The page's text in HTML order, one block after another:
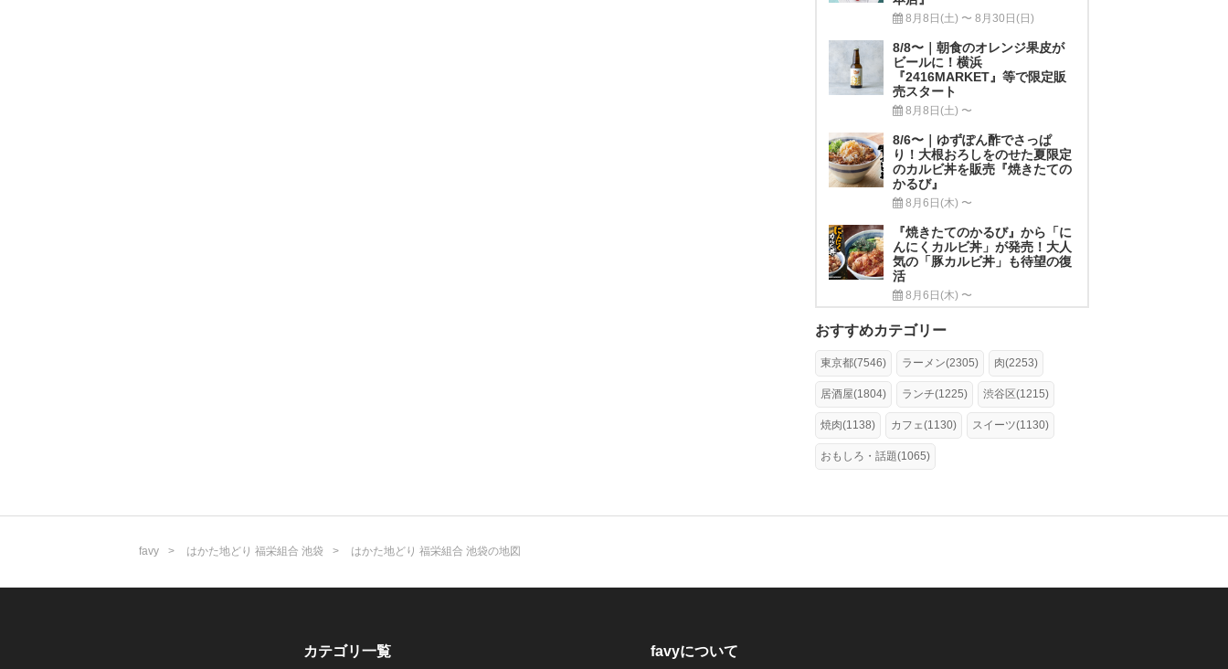
8月8日(土) 〜 8月30日(日)
8/8〜｜朝食のオレンジ果皮が
ビールに！横浜
『2416MARKET』等で限定販
売スタート
8月8日(土) 〜
8/6〜｜ゆずぽん酢でさっぱ
り！大根おろしをのせた夏限定
のカルビ丼を販売『焼きたての
かるび』
8月6日(木) 〜
『焼きたてのかるび』から「に
んにくカルビ丼」が発売！大人
気の「豚カルビ丼」も待望の復
活
8月6日(木) 〜
おすすめカテゴリー
東京都(7546) ラーメン(2305) 肉(2253)
居酒屋(1804) ランチ(1225) 渋谷区(1215)
焼肉(1138) カフェ(1130) スイーツ(1130)
おもしろ・話題(1065)
favy はかた地どり 福栄組合 池袋 はかた地どり 福栄組合 池袋の地図
カテゴリ一覧 favyについて